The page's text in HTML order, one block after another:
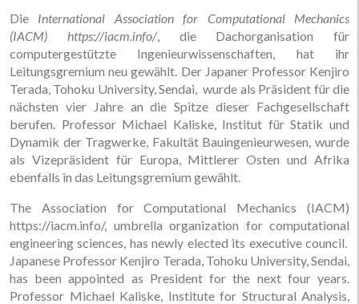
Die International Association for Computational Mechanics
(IACM) https://iacm.info/, die Dachorganisation für
computergestützte Ingenieurwissenschaften, hat ihr
Leitungsgremium neu gewählt. Der Japaner Professor Kenjiro
Terada, Tohoku University, Sendai, wurde als Präsident für die
nächsten vier Jahre an die Spitze dieser Fachgesellschaft
berufen. Professor Michael Kaliske, Institut für Statik und
Dynamik der Tragwerke, Fakultät Bauingenieurwesen, wurde
als Vizepräsident für Europa, Mittlerer Osten und Afrika
ebenfalls in das Leitungsgremium gewählt.
The Association for Computational Mechanics (IACM)
https://iacm.info/, umbrella organization for computational
engineering sciences, has newly elected its executive council.
Japanese Professor Kenjiro Terada, Tohoku University, Sendai,
has been appointed as President for the next four years.
Professor Michael Kaliske, Institute for Structural Analysis,